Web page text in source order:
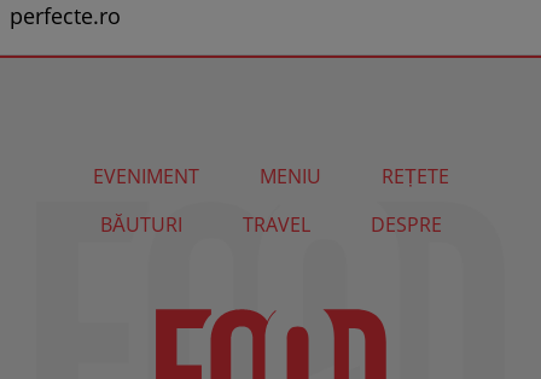
perfecte.ro
EVENIMENT MENIU
REȚETE
BĂUTURI
TRAVEL DESPRE